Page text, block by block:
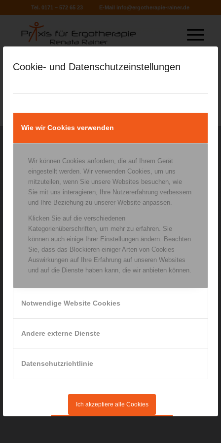
Cookie- und Datenschutzeinstellungen
Wie wir Cookies verwenden
Wir können Cookies anfordern, die auf Ihrem Gerät
eingestellt werden. Wir verwenden Cookies, um uns
mitzuteilen, wenn Sie unsere Websites besuchen, wie
Sie mit uns interagieren, Ihre Nutzererfahrung verbessern
und Ihre Beziehung zu unserer Website anpassen.
Klicken Sie auf die verschiedenen
Kategorienüberschriften, um mehr zu erfahren. Sie
können auch einige Ihrer Einstellungen ändern. Beachten
Sie, dass das Blockieren einiger Arten von Cookies
Auswirkungen auf Ihre Erfahrung auf unseren Websites
und auf die Dienste haben kann, die wir anbieten können.
Notwendige Website Cookies
Andere externe Dienste
Datenschutzrichtlinie
Ich akzeptiere alle Cookies
Tel. 0171 – 572 65 23 E-Mail info@ergotherapie-rainer.de
Praxis für Ergotherapie
Renata Rainer
Michael-Fischer-Platz 3
94469 Deggendorf
Tel. 0171 / 572 65 23
www.ergotherapie-rainer.de
Ergotherapie für Erwachsene
Kontakt
Datenschutzerklärung